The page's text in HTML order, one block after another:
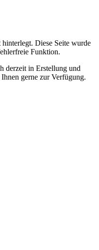
Diese Seite wurde
Funktion.
derzeit in Erstellung und
gerne zur Verfügung.